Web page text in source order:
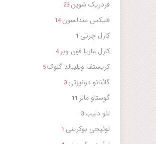
فردریک شوپن
فلیکس مندلسون
کارل چرنی
کارل ماریا فون وبر
کریستف ویلیبالد گلوک
گائتانو دونیزتی
گوستاو مالر
لئو دلیب
لوئیجی بوکرینی